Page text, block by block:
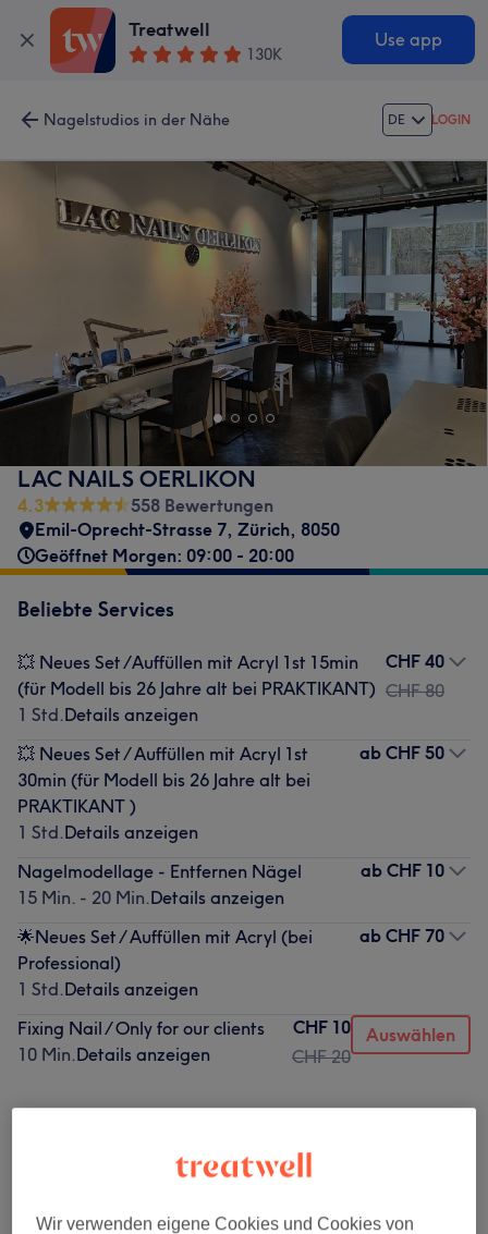
Treatwell
130K
Use app
Nagelstudios in der Nähe DE LOGIN
LAC NAILS OERLIKON
4.3
558 Bewertungen
Emil-Oprecht-Strasse 7, Zürich, 8050
Geöffnet Morgen: 09:00 - 20:00
Beliebte Services
💥 Neues Set /Auffüllen mit Acryl 1st 15min
(für Modell bis 26 Jahre alt bei PRAKTIKANT)
1 Std.Details anzeigen
CHF 40
CHF 80
💥 Neues Set / Auffüllen mit Acryl 1st
30min (für Modell bis 26 Jahre alt bei
PRAKTIKANT )
1 Std.Details anzeigen
ab CHF 50
Nagelmodellage - Entfernen Nägel
15 Min. - 20 Min.Details anzeigen
ab CHF 10
🌟Neues Set / Auffüllen mit Acryl (bei
Professional)
1 Std.Details anzeigen
ab CHF 70
Fixing Nail / Only for our clients
10 Min.Details anzeigen
CHF 10
CHF 20
Auswählen
Wir verwenden eigene Cookies und Cookies von